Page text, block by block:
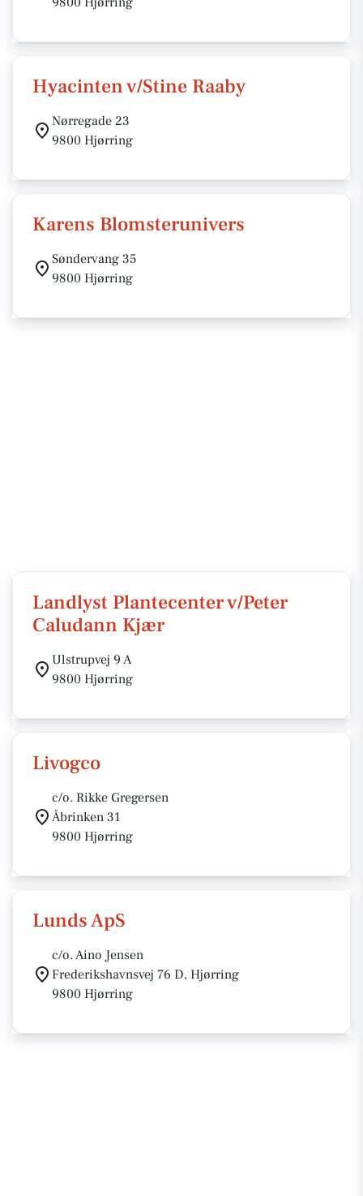
Hyacinten v/Stine Raaby
Nørregade 23
9800 Hjørring
Karens Blomsterunivers
Søndervang 35
9800 Hjørring
Landlyst Plantecenter v/Peter
Caludann Kjær
Ulstrupvej 9 A
9800 Hjørring
Livogco
c/o. Rikke Gregersen
Åbrinken 31
9800 Hjørring
Lunds ApS
c/o. Aino Jensen
Frederikshavnsvej 76 D, Hjørring
9800 Hjørring